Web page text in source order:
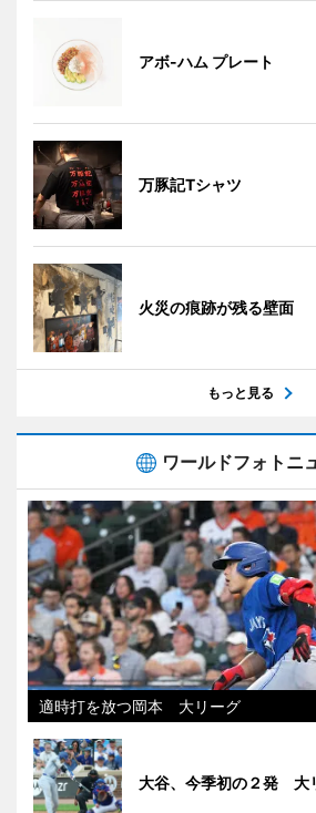
アボ-ハム プレート
万豚記Tシャツ
火災の痕跡が残る壁面
もっと見る
ワールドフォトニ
適時打を放つ岡本 大リーグ
大谷、今季初の２発 大